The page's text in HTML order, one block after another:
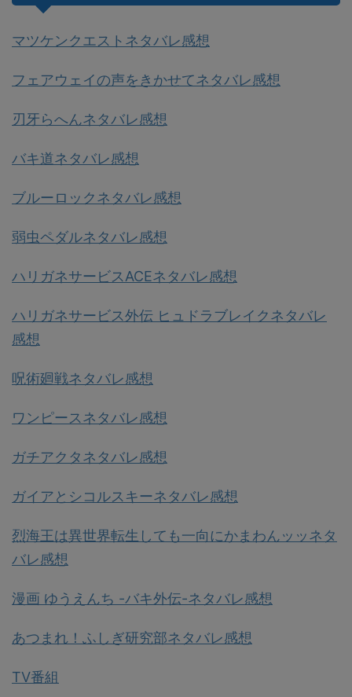
マツケンクエストネタバレ感想
フェアウェイの声をきかせてネタバレ感想
刃牙らへんネタバレ感想
バキ道ネタバレ感想
ブルーロックネタバレ感想
弱虫ペダルネタバレ感想
ハリガネサービスACEネタバレ感想
ハリガネサービス外伝 ヒュドラブレイクネタバレ
感想
呪術廻戦ネタバレ感想
ワンピースネタバレ感想
ガチアクタネタバレ感想
ガイアとシコルスキーネタバレ感想
烈海王は異世界転生しても一向にかまわんッッネタ
バレ感想
漫画 ゆうえんち -バキ外伝-ネタバレ感想
あつまれ！ふしぎ研究部ネタバレ感想
TV番組